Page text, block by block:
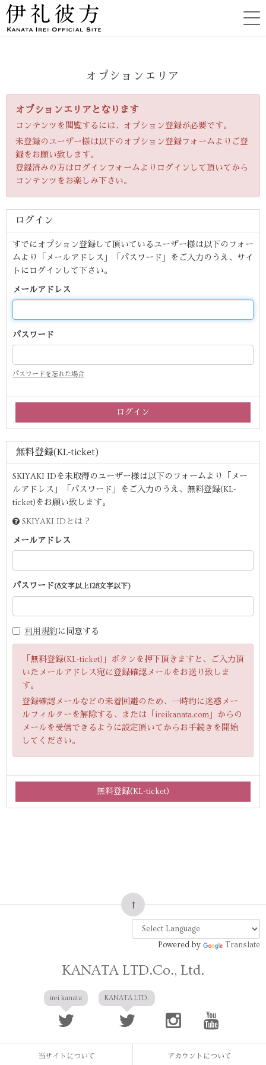
オプションエリア
オプションエリアとなります
コンテンツを閲覧するには、オプション登録が必要です。
未登録のユーザー様は以下のオプション登録フォームよりご登
録をお願い致します。
登録済みの方はログインフォームよりログインして頂いてから
コンテンツをお楽しみ下さい。
ログイン
すでにオプション登録して頂いているユーザー様は以下のフォー
ムより「メールアドレス」「パスワード」をご入力のうえ、サイ
トにログインして下さい。
メールアドレス
パスワード
パスワードを忘れた場合
無料登録(KL-ticket)
SKIYAKI IDを未取得のユーザー様は以下のフォームより「メー
ルアドレス」「パスワード」をご入力のうえ、無料登録(KL-
ticket)をお願い致します。
SKIYAKI IDとは？
メールアドレス
パスワード(8文字以上128文字以下)
利用規約に同意する
「無料登録(KL-ticket)」ボタンを押下頂きますと、ご入力頂
いたメールアドレス宛に登録確認メールをお送り致しま
す。
登録確認メールなどの未着回避のため、一時的に迷惑メー
ルフィルターを解除する、または「ireikanata.com」からの
メールを受信できるように設定頂いてからお手続きを開始
してください。
Powered by Translate
KANATA LTD.Co., Ltd.
irei kanata KANATA LTD.
当サイトについて アカウントについて